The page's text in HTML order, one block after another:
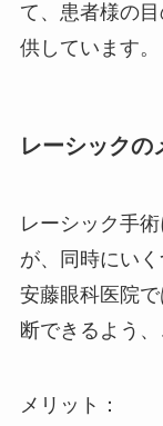
て、患者様の
供しています。
レーシックの
レーシック手
が、同時にい
安藤眼科医院
断できるよう
メリット：